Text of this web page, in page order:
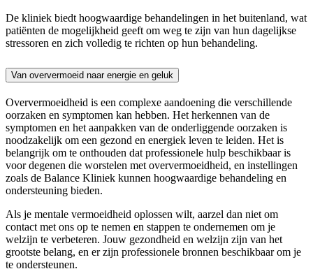
De kliniek biedt hoogwaardige behandelingen in het buitenland, wat
patiënten de mogelijkheid geeft om weg te zijn van hun dagelijkse
stressoren en zich volledig te richten op hun behandeling.
Van oververmoeid naar energie en geluk
Oververmoeidheid is een complexe aandoening die verschillende
oorzaken en symptomen kan hebben. Het herkennen van de
symptomen en het aanpakken van de onderliggende oorzaken is
noodzakelijk om een gezond en energiek leven te leiden. Het is
belangrijk om te onthouden dat professionele hulp beschikbaar is
voor degenen die worstelen met oververmoeidheid, en instellingen
zoals de Balance Kliniek kunnen hoogwaardige behandeling en
ondersteuning bieden.
Als je mentale vermoeidheid oplossen wilt, aarzel dan niet om
contact met ons op te nemen en stappen te ondernemen om je
welzijn te verbeteren. Jouw gezondheid en welzijn zijn van het
grootste belang, en er zijn professionele bronnen beschikbaar om je
te ondersteunen.